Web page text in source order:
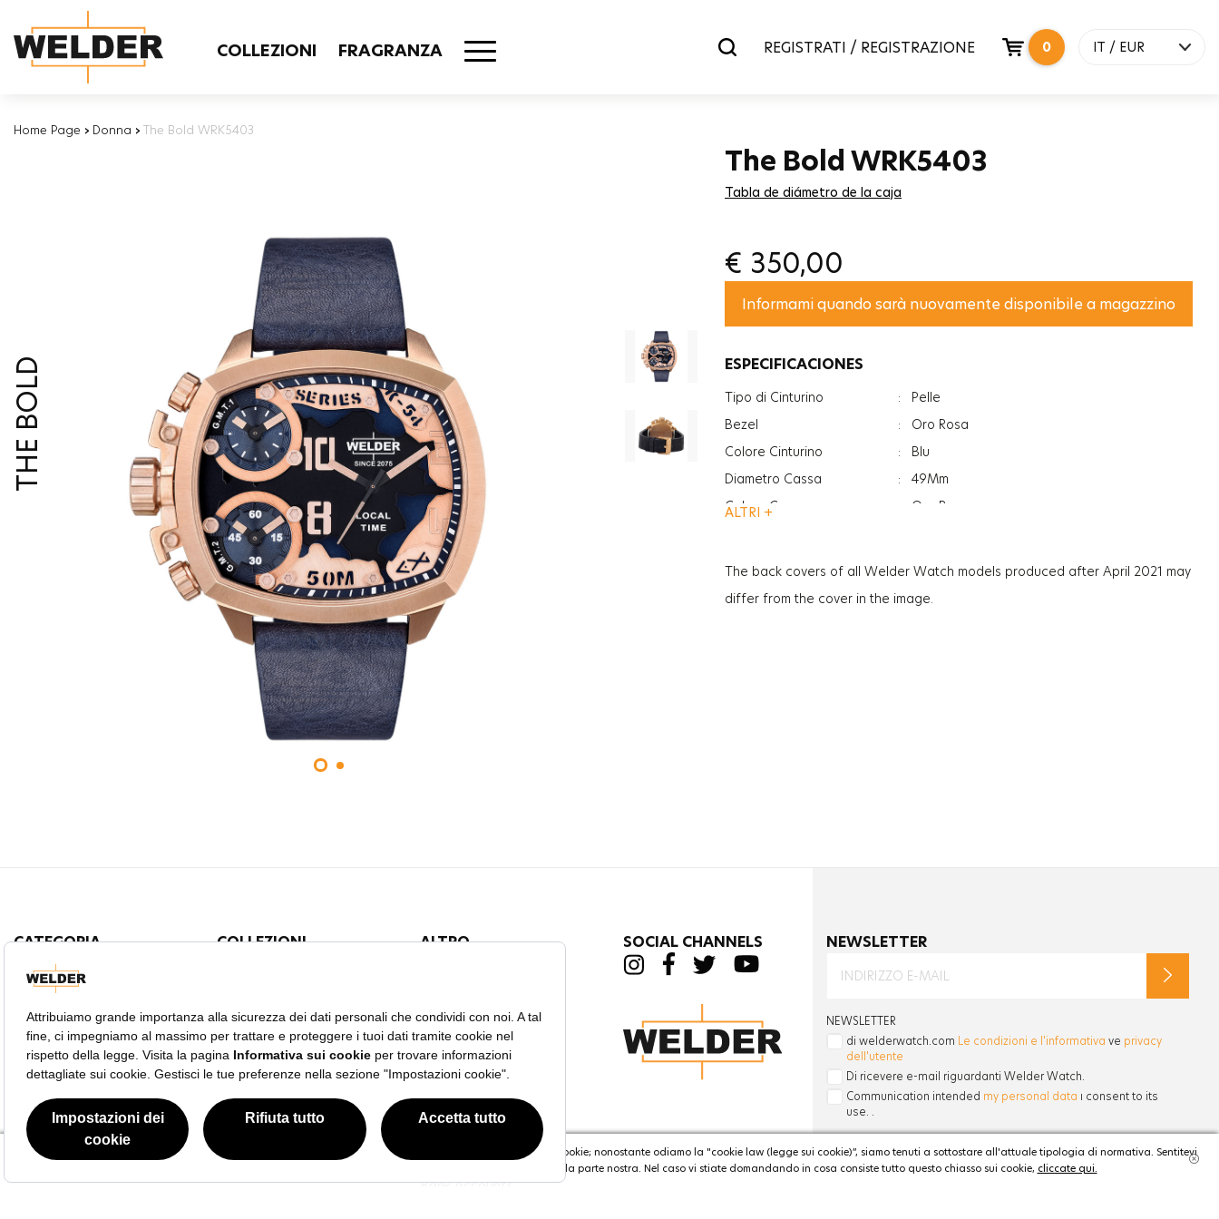
COLLEZIONI FRAGRANZA REGISTRATI / REGISTRAZIONE 0 IT / EUR
Home Page › Donna › The Bold WRK5403
THE BOLD
The Bold WRK5403
Tabla de diámetro de la caja
€ 350,00
Informami quando sarà nuovamente disponibile a magazzino
ESPECIFICACIONES
Tipo di Cinturino :
Pelle
Bezel
:
Oro Rosa
Colore Cinturino
:
Blu
Diametro Cassa
:
49Mm
Colore Cassa
Oro Rosa
ALTRI +
The back covers of all Welder Watch models produced after April 2021 may
differ from the cover in the image.
NEWSLETTER
NEWSLETTER
di welderwatch.com Le condizioni e l'informativa ve privacy
dell'utente
Di ricevere e-mail riguardanti Welder Watch.
Communication intended my personal data ı consent to its
use. .
CATEGORIA
Orologi Uomo
Orologi Donna
COLLEZIONI
Royal
Edge
Retro
Spark
The Bold
ALTRO
Domande Frequenti
Contatti
Manuale D'uso
Condizioni Di Reso,
Rimborso e Sostituzione
Servizio Tecnico
Bank Accounts
SOCIAL CHANNELS
Questo sito Web ha continuato la sua fase di sviluppo mentre i governi si sono dimostrati volubili in merito ai cookie; nonostante odiamo la "cookie law (legge sui cookie)”, siamo tenuti a sottostare all'attuale tipologia di normativa. Sentitevi
liberi di continuare ad esplorare il nostro sito, e facendo ciò consentite l'utilizzo di cookie da parte nostra. Nel caso vi stiate domandando in cosa consiste tutto questo chiasso sui cookie, cliccate qui.